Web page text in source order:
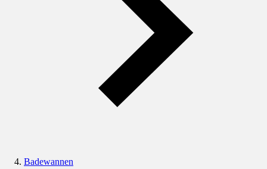
Badewannen